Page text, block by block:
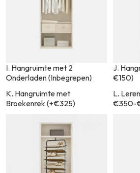
I. Hangruimte met 2
Onderladen (Inbegrepen)
J.
€150)
K. Hangruimte met
Broekenrek (+€325)
L.
€350-